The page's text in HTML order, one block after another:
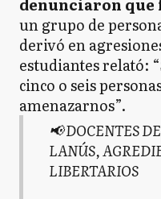
denunciaron
un grupo de
derivó en
estudiantes relató:
cinco o seis
amenazarnos”.
📢 DOCENTES
LANÚS,
LIBERTARIOS